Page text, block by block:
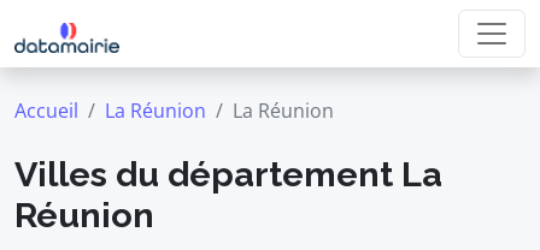
Accueil La Réunion La Réunion
Villes du département La
Réunion